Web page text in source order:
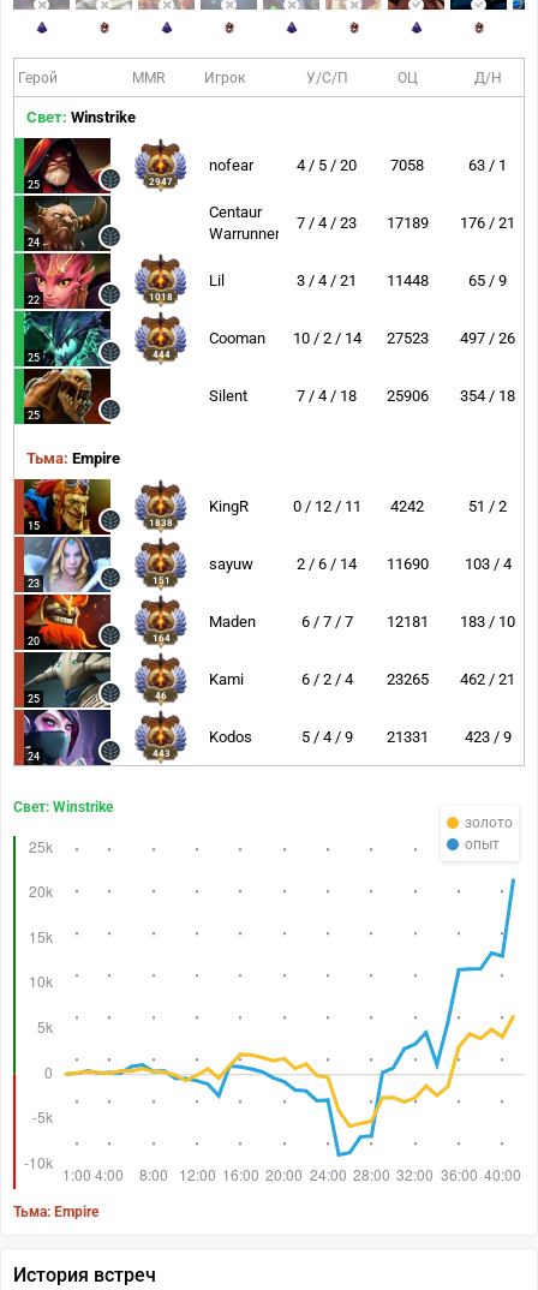
Герой MMR Игрок У/С/П ОЦ Д/Н
Свет: Winstrike
25 2947
nofear 4 / 5 / 20 7058 63 / 1
24
Centaur
Warrunner
7 / 4 / 23 17189 176 / 21
22 1018
Lil 3 / 4 / 21 11448 65 / 9
25 444
Cooman 10 / 2 / 14 27523 497 / 26
25
Silent 7 / 4 / 18 25906 354 / 18
Тьма: Empire
15 1838
KingR 0 / 12 / 11 4242 51 / 2
23 151
sayuw 2 / 6 / 14 11690 103 / 4
20 164
Maden 6 / 7 / 7 12181 183 / 10
25 46
Kami 6 / 2 / 4 23265 462 / 21
24 443
Kodos 5 / 4 / 9 21331 423 / 9
золото
опыт
Свет: Winstrike
Тьма: Empire
История встреч